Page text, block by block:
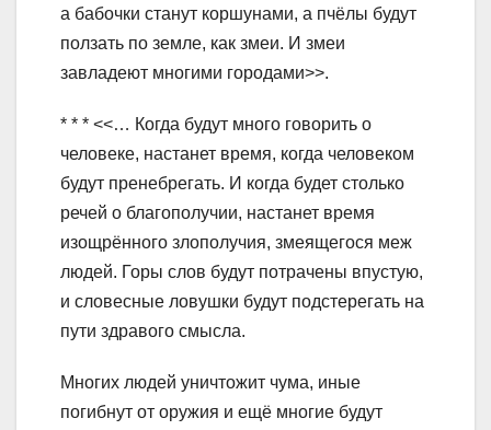
а бабочки станут коршунами, а пчёлы будут
ползать по земле, как змеи. И змеи
завладеют многими городами>>.
* * * <<… Когда будут много говорить о
человеке, настанет время, когда человеком
будут пренебрегать. И когда будет столько
речей о благополучии, настанет время
изощрённого злополучия, змеящегося меж
людей. Горы слов будут потрачены впустую,
и словесные ловушки будут подстерегать на
пути здравого смысла.
Многих людей уничтожит чума, иные
погибнут от оружия и ещё многие будут